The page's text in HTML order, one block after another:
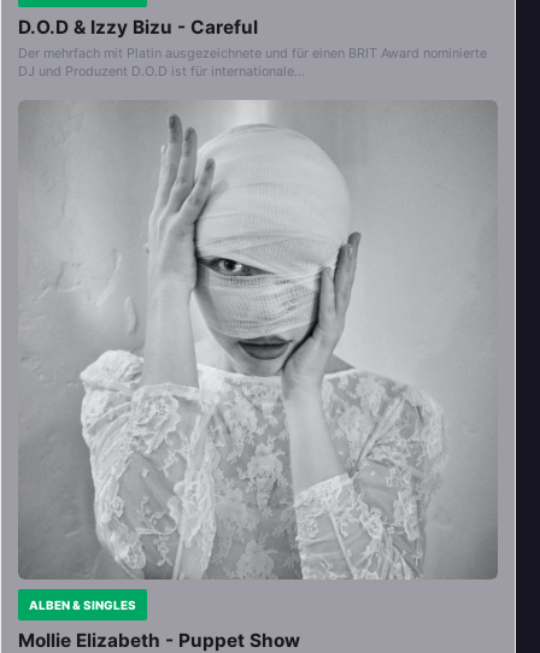
D.O.D & Izzy Bizu - Careful
Der mehrfach mit Platin ausgezeichnete und für einen BRIT Award nominierte
DJ und Produzent D.O.D ist für internationale…
ALBEN & SINGLES
Mollie Elizabeth - Puppet Show